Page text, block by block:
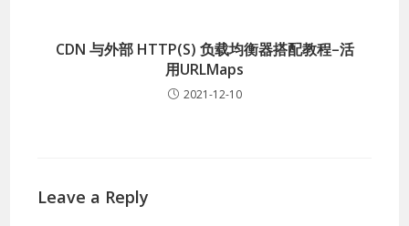
CDN 与外部 HTTP(S) 负载均衡器搭配教程–活
用URLMaps
2021-12-10
Leave a Reply